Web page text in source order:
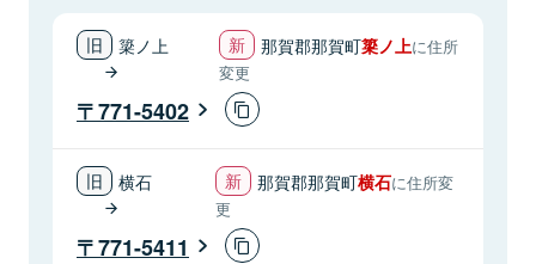
簗ノ上 那賀郡那賀町簗ノ上に住所
変更
771-5402
横石 那賀郡那賀町横石に住所変
更
771-5411